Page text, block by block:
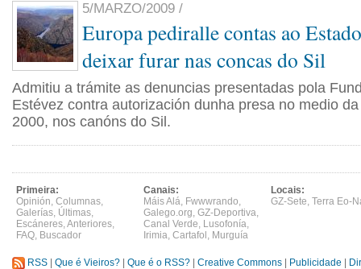
5/MARZO/2009 /
Europa pediralle contas ao
deixar furar nas concas do Sil
Admitiu a trámite as denuncias presentadas pola
Estévez contra autorización dunha presa no medio
2000, nos canóns do Sil.
Primeira:
Opinión, Columnas,
Galerías, Últimas,
Escáneres,Anteriores,
FAQ, Buscador
Canais:
Máis Alá, Fwwwrando,
Galego.org, GZ-Deportiva,
Canal Verde, Lusofonía,
Irimia, Cartafol , Murguía
Locais:
GZ-Sete, Terra Eo-
RSS Que é Vieiros? Que é o RSS? Creative Commons Publicidade